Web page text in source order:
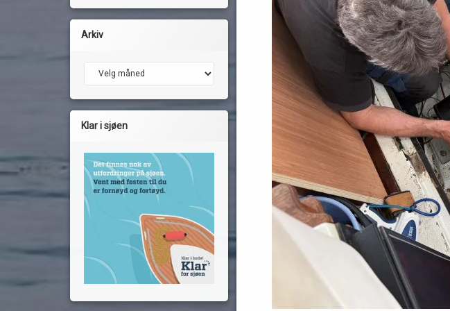
Arkiv
Arkiv
Klar i sjøen